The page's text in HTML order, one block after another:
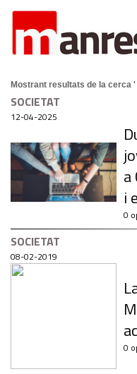
Mostrant resultats de la cerca '
SOCIETAT
12-04-2025
a
i
0
SOCIETAT
08-02-2019
0